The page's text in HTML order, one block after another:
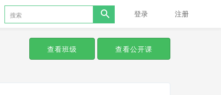
登录 注册
查看班级 查看公开课